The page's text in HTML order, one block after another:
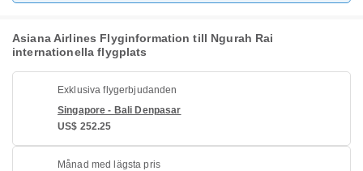
Asiana Airlines Flyginformation till Ngurah Rai
internationella flygplats
Exklusiva flygerbjudanden
Singapore - Bali Denpasar
US$ 252.25
Månad med lägsta pris